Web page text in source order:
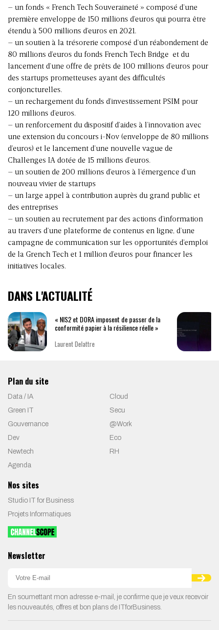
– un fonds « French Tech Souveraineté » composé d’une
première enveloppe de 150 millions d’euros qui pourra être
étendu à 500 millions d’euros en 2021.
– un soutien à la trésorerie composé d’un réabondement de
80 millions d’euros du fonds French Tech Bridge et du
lancement d’une offre de prêts de 100 millions d’euros pour
des startups prometteuses ayant des difficultés
conjoncturelles.
– un rechargement du fonds d’investissement PSIM pour
120 millions d’euros.
– un renforcement du dispositif d’aides à l’innovation avec
une extension du concours i-Nov (enveloppe de 80 millions
d’euros) et le lancement d’une nouvelle vague de
Challenges IA dotée de 15 millions d’euros.
– un soutien de 200 millions d’euros à l’émergence d’un
nouveau vivier de startups
– un large appel à contribution auprès du grand public et
des entreprises
– un soutien au recrutement par des actions d’information
au travers d’une plateforme de contenus en ligne, d’une
campagne de communication sur les opportunités d’emploi
de la Grench Tech et 1 million d’euros pour financer les
initiatives locales.
DANS L'ACTUALITÉ
« NIS2 et DORA imposent de passer de la
conformité papier à la résilience réelle »
Laurent Delattre
Plan du site
Data / IA
Cloud
Green IT
Secu
Gouvernance
@Work
Dev
Eco
Newtech
RH
Agenda
Nos sites
Studio IT for Business
Projets Informatiques
Newsletter
En soumettant mon adresse e-mail, je confirme que je veux recevoir
les nouveautés, offres et bon plans de ITforBusiness.